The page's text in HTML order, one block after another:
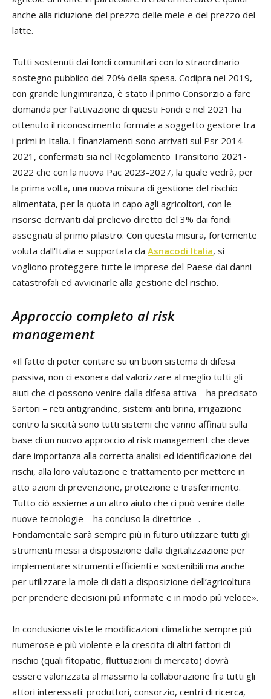
anche alla riduzione del prezzo delle mele e del prezzo del
latte.
Tutti sostenuti dai fondi comunitari con lo straordinario
sostegno pubblico del 70% della spesa. Codipra nel 2019,
con grande lungimiranza, è stato il primo Consorzio a fare
domanda per l’attivazione di questi Fondi e nel 2021 ha
ottenuto il riconoscimento formale a soggetto gestore tra
i primi in Italia. I finanziamenti sono arrivati sul Psr 2014
2021, confermati sia nel Regolamento Transitorio 2021-
2022 che con la nuova Pac 2023-2027, la quale vedrà, per
la prima volta, una nuova misura di gestione del rischio
alimentata, per la quota in capo agli agricoltori, con le
risorse derivanti dal prelievo diretto del 3% dai fondi
assegnati al primo pilastro. Con questa misura, fortemente
voluta dall'Italia e supportata da Asnacodi Italia, si
vogliono proteggere tutte le imprese del Paese dai danni
catastrofali ed avvicinarle alla gestione del rischio.
Approccio completo al risk
management
«Il fatto di poter contare su un buon sistema di difesa
passiva, non ci esonera dal valorizzare al meglio tutti gli
aiuti che ci possono venire dalla difesa attiva – ha precisato
Sartori – reti antigrandine, sistemi anti brina, irrigazione
contro la siccità sono tutti sistemi che vanno affinati sulla
base di un nuovo approccio al risk management che deve
dare importanza alla corretta analisi ed identificazione dei
rischi, alla loro valutazione e trattamento per mettere in
atto azioni di prevenzione, protezione e trasferimento.
Tutto ciò assieme a un altro aiuto che ci può venire dalle
nuove tecnologie – ha concluso la direttrice –.
Fondamentale sarà sempre più in futuro utilizzare tutti gli
strumenti messi a disposizione dalla digitalizzazione per
implementare strumenti efficienti e sostenibili ma anche
per utilizzare la mole di dati a disposizione dell’agricoltura
per prendere decisioni più informate e in modo più veloce».
In conclusione viste le modificazioni climatiche sempre più
numerose e più violente e la crescita di altri fattori di
rischio (quali fitopatie, fluttuazioni di mercato) dovrà
essere valorizzata al massimo la collaborazione fra tutti gli
attori interessati: produttori, consorzio, centri di ricerca,